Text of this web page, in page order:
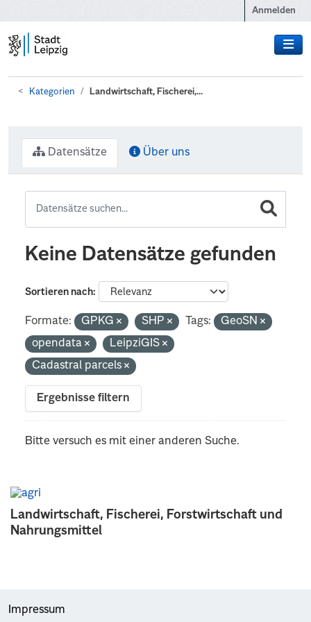
Anmelden
Kategorien Landwirtschaft, Fischerei,...
Landwirtschaft, Fischerei, Forstwirtschaft und
Nahrungsmittel
Datensätze Über uns
Keine Datensätze gefunden
Sortieren nach
Formate: GPKG SHP Tags:
GeoSN
opendata
LeipziGIS
Cadastral parcels
Ergebnisse filtern
Bitte versuch es mit einer anderen Suche.
Impressum